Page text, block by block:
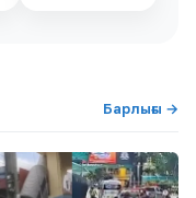
Барлығы →